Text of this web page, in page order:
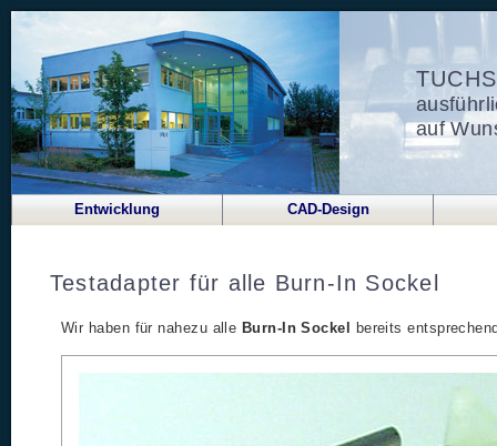
auf
Entwicklung CAD-Design
Testadapter für alle Burn-In Sockel
Wir haben für nahezu alle Burn-In Sockel bereits